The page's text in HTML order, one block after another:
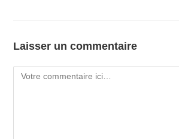
Laisser un commentaire
Comment